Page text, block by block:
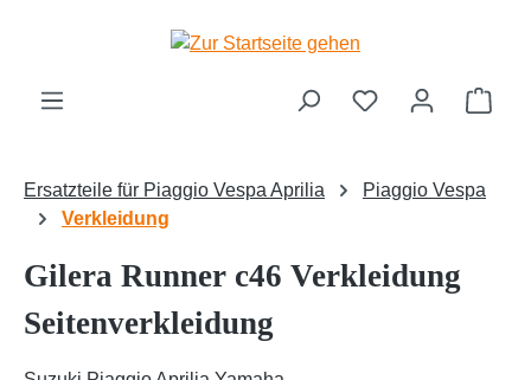
Zum Hauptinhalt springen
Ersatzteile für Piaggio Vespa Aprilia
Piaggio Vespa
Verkleidung
Gilera Runner c46 Verkleidung
Seitenverkleidung